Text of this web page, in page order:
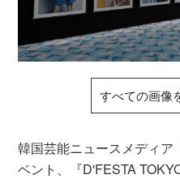
すべての画像
韓国芸能ニュースメディア
ベント、『D'FESTA